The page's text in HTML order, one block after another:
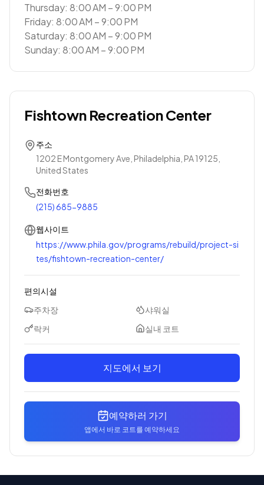
Thursday: 8:00 AM – 9:00 PM
Friday: 8:00 AM – 9:00 PM
Saturday: 8:00 AM – 9:00 PM
Sunday: 8:00 AM – 9:00 PM
Fishtown Recreation Center
주소
1202 E Montgomery Ave, Philadelphia, PA 19125,
United States
전화번호
(215) 685-9885
웹사이트
https://www.phila.gov/programs/rebuild/project-si
tes/fishtown-recreation-center/
편의시설
주차장
샤워실
락커
실내 코트
지도에서 보기
예약하러 가기
앱에서 바로 코트를 예약하세요